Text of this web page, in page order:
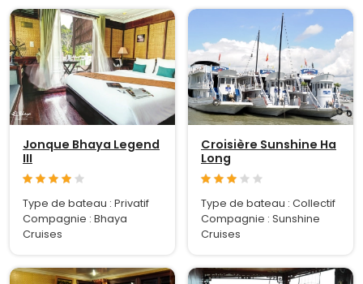
Jonque Bhaya Legend
III
Type de bateau : Privatif
Compagnie : Bhaya
Cruises
Croisière Sunshine Ha
Long
Type de bateau : Collectif
Compagnie : Sunshine
Cruises